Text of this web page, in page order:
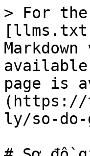
> For the
page is
(https://
ly/so-